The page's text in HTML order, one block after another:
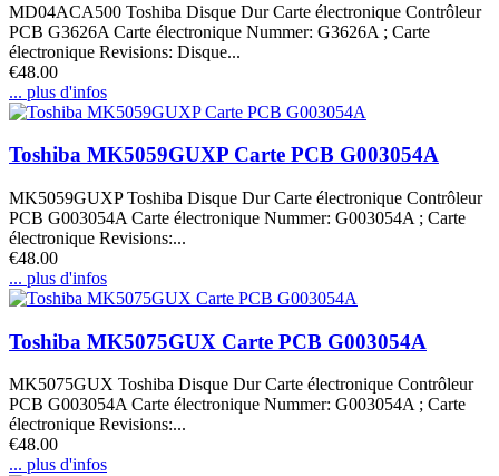
MD04ACA500 Toshiba Disque Dur Carte électronique Contrôleur
PCB G3626A Carte électronique Nummer: G3626A ; Carte
électronique Revisions: Disque...
€48.00
... plus d'infos
Toshiba MK5059GUXP Carte PCB G003054A
MK5059GUXP Toshiba Disque Dur Carte électronique Contrôleur
PCB G003054A Carte électronique Nummer: G003054A ; Carte
électronique Revisions:...
€48.00
... plus d'infos
Toshiba MK5075GUX Carte PCB G003054A
MK5075GUX Toshiba Disque Dur Carte électronique Contrôleur
PCB G003054A Carte électronique Nummer: G003054A ; Carte
électronique Revisions:...
€48.00
... plus d'infos